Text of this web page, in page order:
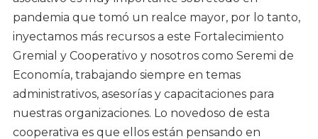
pandemia que tomó un realce mayor, por lo tanto,
inyectamos más recursos a este Fortalecimiento
Gremial y Cooperativo y nosotros como Seremi de
Economía, trabajando siempre en temas
administrativos, asesorías y capacitaciones para
nuestras organizaciones. Lo novedoso de esta
cooperativa es que ellos están pensando en